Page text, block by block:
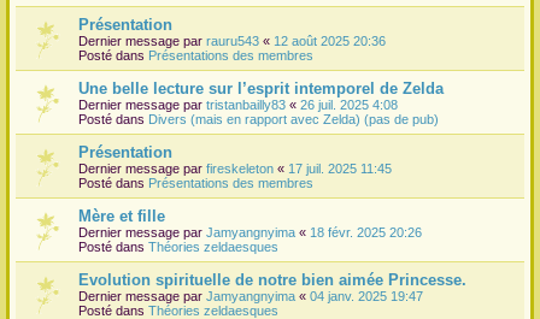
Présentation
Dernier message par rauru543 « 12 août 2025 20:36
Posté dans Présentations des membres
Une belle lecture sur l’esprit intemporel de Zelda
Dernier message par tristanbailly83 « 26 juil. 2025 4:08
Posté dans Divers (mais en rapport avec Zelda) (pas de pub)
Présentation
Dernier message par fireskeleton « 17 juil. 2025 11:45
Posté dans Présentations des membres
Mère et fille
Dernier message par Jamyangnyima « 18 févr. 2025 20:26
Posté dans Théories zeldaesques
Evolution spirituelle de notre bien aimée Princesse.
Dernier message par Jamyangnyima « 04 janv. 2025 19:47
Posté dans Théories zeldaesques